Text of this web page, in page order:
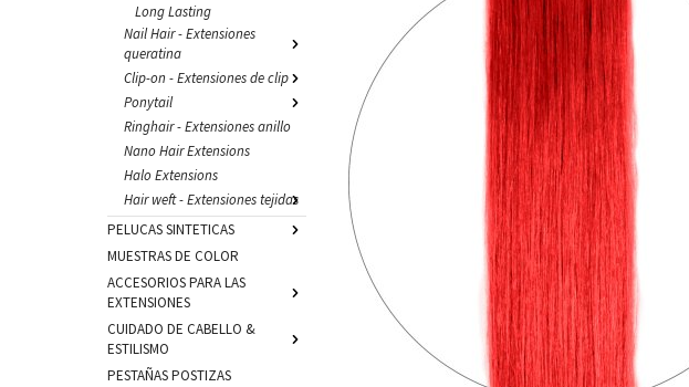
Long Lasting
Nail Hair - Extensiones
queratina
Clip-on - Extensiones de clip
Ponytail
Ringhair - Extensiones anillo
Nano Hair Extensions
Halo Extensions
Hair weft - Extensiones tejidas
PELUCAS SINTETICAS
MUESTRAS DE COLOR
ACCESORIOS PARA LAS
EXTENSIONES
CUIDADO DE CABELLO &
ESTILISMO
PESTAÑAS POSTIZAS